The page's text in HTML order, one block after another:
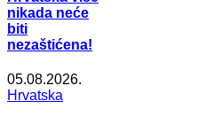
nikada neće
biti
nezaštićena!
05.08.2026.
Hrvatska